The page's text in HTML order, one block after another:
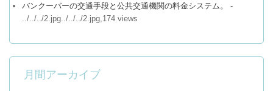
バンクーバーの交通手段と公共交通機関の料金システム。
-
../../../2.jpg../../../2.jpg,174 views
月間アーカイブ